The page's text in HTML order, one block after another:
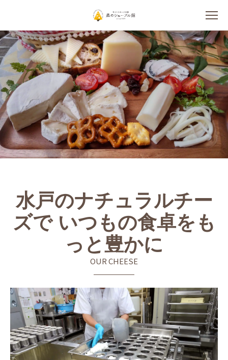
水戸のナチュラルチー
ズで いつもの食卓をも
っと豊かに
OUR CHEESE